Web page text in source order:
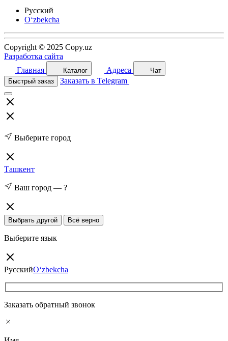
Русский
O‘zbekcha
Copyright © 2025 Copy.uz
Разработка сайта
Главная
Каталог Адреса
Чат
Быстрый заказ
Заказать в Telegram
Выберите город
Ташкент
Ваш город — ?
Выбрать другой Всё верно
Выберите язык
РусскийO‘zbekcha
Заказать обратный звонок